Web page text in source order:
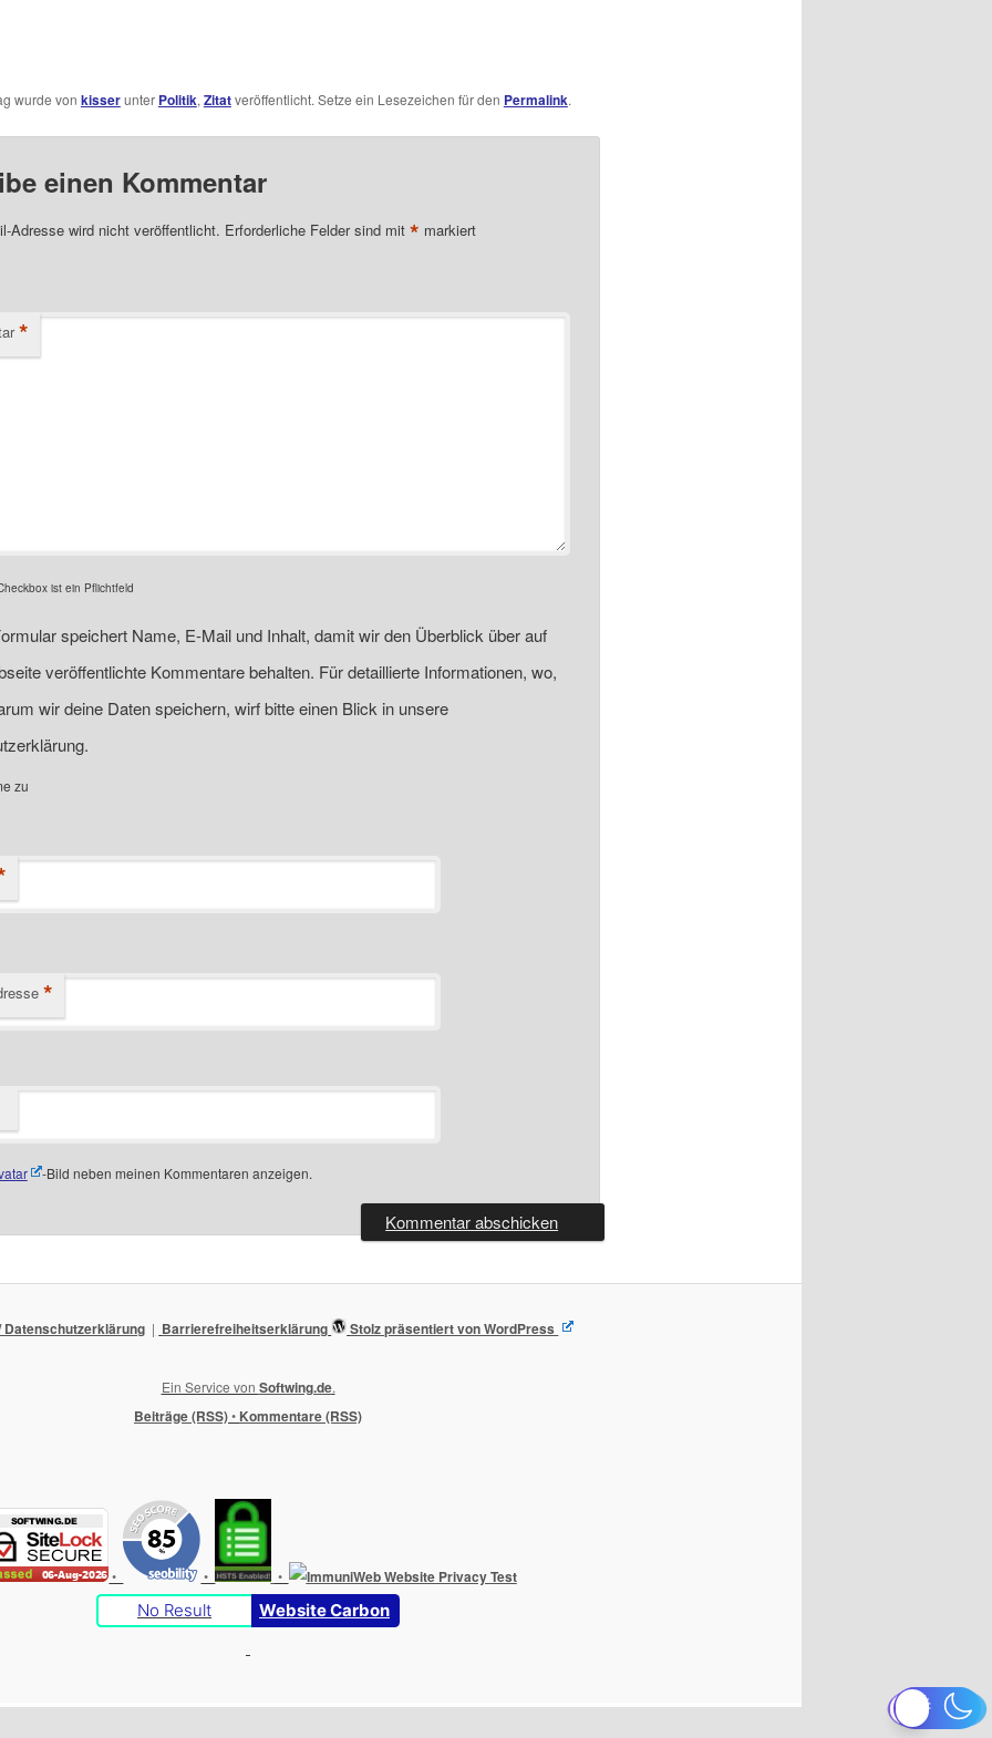
wurde von kisserunter Politik, Zitatveröffentlicht. Setze ein Lesezeichen für den Permalink.
einen Kommentar
Adresse wird nicht veröffentlicht. Erforderliche Felder sind mit * markiert
*
ist ein Pflichtfeld
speichert Name, E-Mail und Inhalt, damit wir den Überblick über auf
veröffentlichte Kommentare behalten. Für detaillierte Informationen, wo,
wir deine Daten speichern, wirf bitte einen Blick in unsere
zu
*
-Bild neben meinen Kommentaren anzeigen.
Datenschutzerklärung Barrierefreiheitserklärung Stolz präsentiert von WordPress
Ein Service von Softwing.de.
Beiträge (RSS)• Kommentare (RSS)
• • •
No Result Website Carbon